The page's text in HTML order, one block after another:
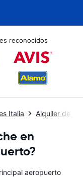
reconocidos
Italia Alquiler de
en
aeropuerto